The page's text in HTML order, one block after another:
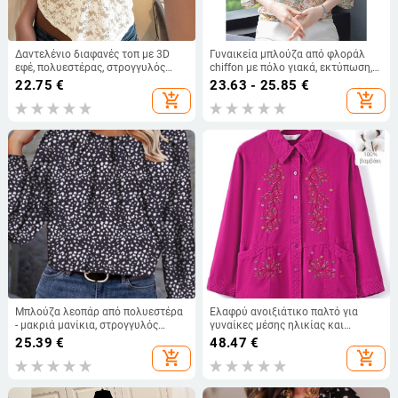
Δαντελένιο διαφανές τοπ με 3D
εφέ, πολυεστέρας, στρογγυλός
λαιμός, μανίκια 3/4, στυλ
22.75 €
add_shopping_cart
Γυναικεία μπλούζα από φλοράλ
chiffon με πόλο γιακά, εκτύπωση,
μανίκι 7/8, Καλοκαίρι 2023
23.63 - 25.85 €
add_shopping_cart
Μπλούζα λεοπάρ από πολυεστέρα
- μακριά μανίκια, στρογγυλός
λαιμός, ελεύθερη γραμμή
25.39 €
add_shopping_cart
Ελαφρύ ανοιξιάτικο παλτό για
γυναίκες μέσης ηλικίας και
ηλικιωμένες, πουκάμισο με μακριά
μανίκια σε μεγάλο μέγεθος, ρούχα
για γιαγιά
48.47 €
add_shopping_cart